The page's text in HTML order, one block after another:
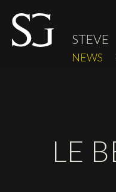
STEVE
NEWS
LE